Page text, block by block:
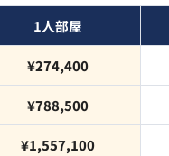
1人部屋
¥274,400
¥788,500
¥1,557,100